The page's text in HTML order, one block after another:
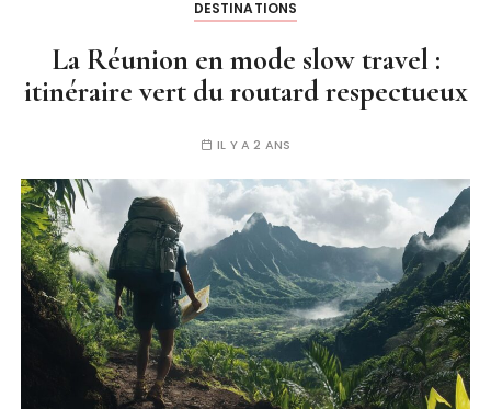
DESTINATIONS
La Réunion en mode slow travel :
itinéraire vert du routard respectueux
IL Y A 2 ANS